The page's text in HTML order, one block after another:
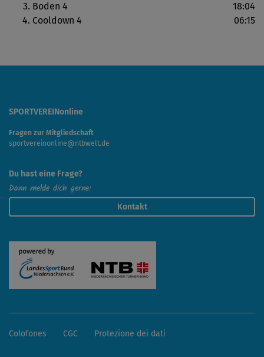
Boden 4
18:04
Cooldown 4
06:15
SPORTVEREINonline
Fragen zur Mitgliedschaft
sportvereinonline@ntbwelt.de
Du hast eine Frage?
Dann melde dich gerne:
Kontakt
Colofones CGC Protezione dei dati